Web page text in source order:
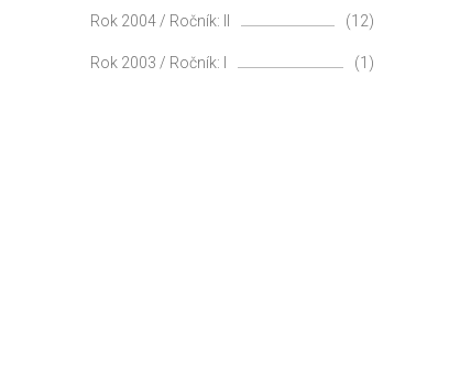
Rok 2004 / Ročník: II (12)
Rok 2003 / Ročník: I (1)